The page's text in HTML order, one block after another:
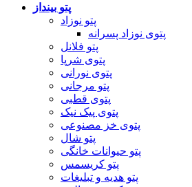
پتو بینداز
پتو نوزاد
پتوی نوزاد پسرانه
پتو فلانل
پتوی شرپا
پتوی نورانی
پتو مرجانی
پتوی قطبی
پتوی پیک نیک
پتوی خز مصنوعی
پتو شال
پتو حیوانات خانگی
پتو کریسمس
پتو هدیه و تبلیغات